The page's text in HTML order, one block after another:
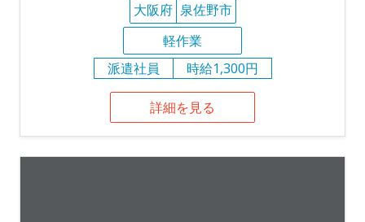
大阪府 泉佐野市
軽作業
派遣社員
時給1,300円
詳細を見る